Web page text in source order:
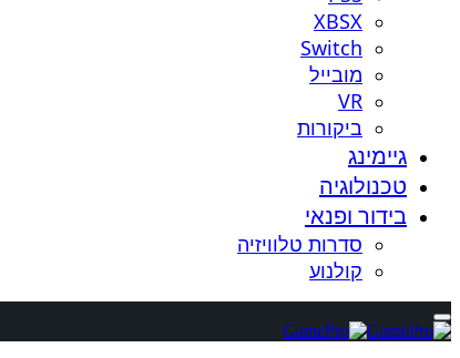
XBSX
Switch
מובייל
VR
ביקורות
גיימינג
טכנולוגיה
בידור ופנאי
סדרות טלוויזיה
קולנוע